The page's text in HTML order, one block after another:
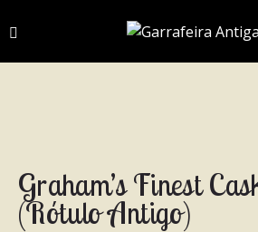
Graham’s Finest
(Rótulo Antigo)